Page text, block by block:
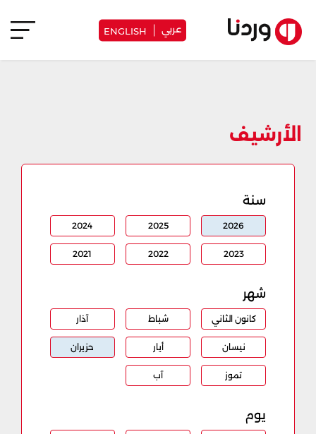
عربي ENGLISH
الأرشيف
سنة
2026
2025
2024
2023
2022
2021
شهر
كانون الثاني شباط آذار
نيسان أيار حزيران
تموز آب
يوم